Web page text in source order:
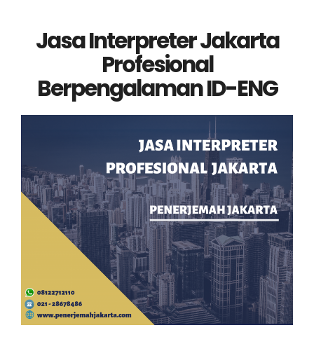
Jasa Interpreter Jakarta
Profesional
Berpengalaman ID-ENG